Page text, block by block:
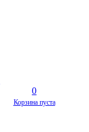
0
Корзина пуста